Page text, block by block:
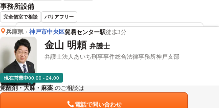
事務所設備
完全個室で相談 バリアフリー
肥田 弘貴 弁護士の詳細情報を見る
兵庫県 神戸市中央区貿易センター駅徒歩3分
金山 明頼 弁護士
弁護士法人あいち刑事事件総合法律事務所神戸支部
現在営業中00:00 - 24:00
覚醒剤・大麻・麻薬 のご相談は
電話で問い合わせ